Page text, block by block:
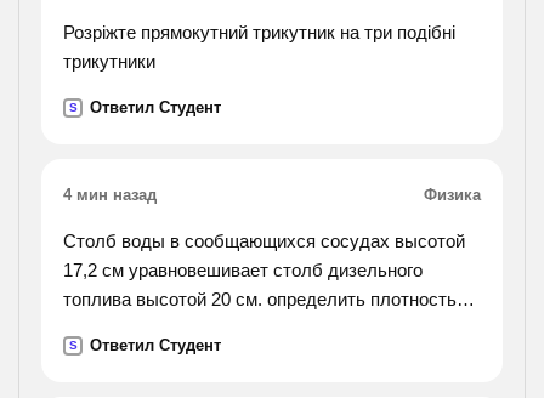
Розріжте прямокутний трикутник на три подібні
трикутники
S Ответил Студент
4 мин назад Физика
Столб воды в сообщающихся сосудах высотой
17,2 см уравновешивает столб дизельного
топлива высотой 20 см. определить плотность
S Ответил Студент